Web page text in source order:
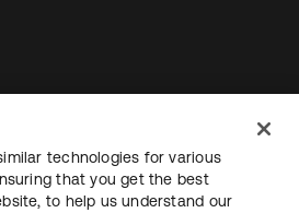
technologies for various
that you get the best
to help us understand our